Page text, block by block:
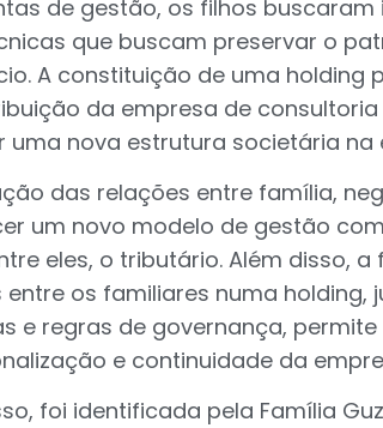
de gestão, os filhos buscaram
que buscam preservar o
A constituição de uma holding
da empresa de consultoria
uma nova estrutura societária na
das relações entre família,
um novo modelo de gestão
eles, o tributário. Além disso,
os familiares numa holding,
e regras de governança,
e continuidade da
foi identificada pela Família